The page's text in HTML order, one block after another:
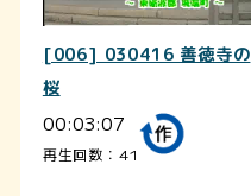
[006] 030416 善徳寺の
桜
00:03:07
再生回数：41